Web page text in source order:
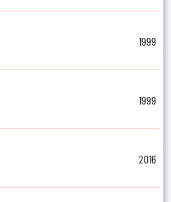
1999
1999
2016